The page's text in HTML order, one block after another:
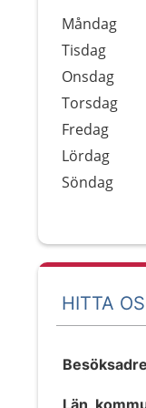
Dag
Öppettider
Måndag
Tisdag
Onsdag
Torsdag
Fredag
Lördag
Söndag
HITTA
Län,